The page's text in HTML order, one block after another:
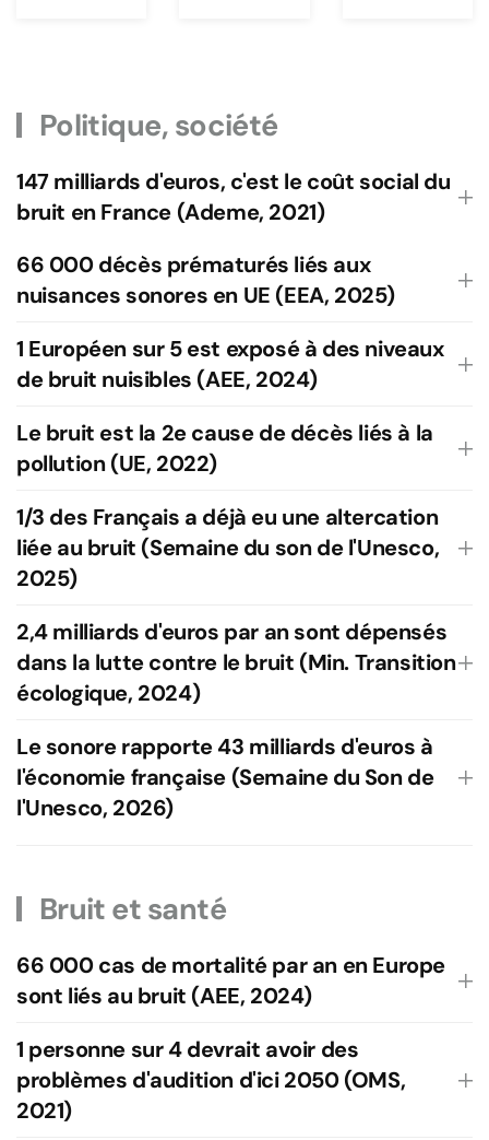
Politique, société
147 milliards d'euros, c'est le coût social du
bruit en France (Ademe, 2021)
66 000 décès prématurés liés aux
nuisances sonores en UE (EEA, 2025)
1 Européen sur 5 est exposé à des niveaux
de bruit nuisibles (AEE, 2024)
Le bruit est la 2e cause de décès liés à la
pollution (UE, 2022)
1/3 des Français a déjà eu une altercation
liée au bruit (Semaine du son de l'Unesco,
2025)
2,4 milliards d'euros par an sont dépensés
dans la lutte contre le bruit (Min. Transition
écologique, 2024)
Le sonore rapporte 43 milliards d'euros à
l'économie française (Semaine du Son de
l'Unesco, 2026)
Bruit et santé
66 000 cas de mortalité par an en Europe
sont liés au bruit (AEE, 2024)
1 personne sur 4 devrait avoir des
problèmes d'audition d'ici 2050 (OMS,
2021)